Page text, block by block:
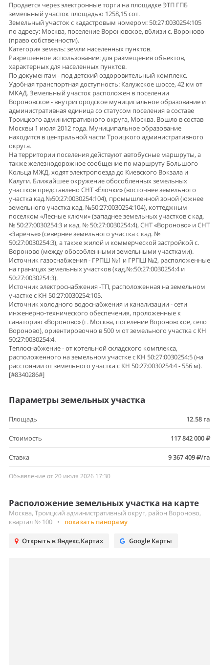
Продается через электронные торги на площадке ЭТП ГПБ
земельный участок площадью 1258,15 сот.
3емельный участок с кадастровым номером: 50:27:0030254:105
по адресу: Москва, поселение Вороновское, вблизи с. Вороново
(право собственности).
Категория земель: земли населенных пунктов.
Разрешенное использование: для размещения объектов,
характерных для населенных пунктов.
По документам - под детский оздоровительный комплекс.
Удобная транспортная доступность: Калужское шоссе, 42 км от
МКАД. Земельный участок расположен в поселении
Вороновское - внутригородское муниципальное образование и
административная единица со статусом поселения в составе
Троицкого административного округа, Москва. Вошло в состав
Москвы 1 июля 2012 года. Муниципальное образование
находится в центральной части Троицкого административного
округа.
На территории поселения действуют автобусные маршруты, а
также железнодорожное сообщение по маршруту Большого
Кольца МЖД, ходят электропоезда до Киевского Вокзала и
Калуги. Ближайшее окружение обособленных земельных
участков представлено СНТ «Ёлочки» (восточнее земельного
участка кад.№50:27:0030254:104), промышленной зоной (южнее
земельного участка кад. №50:27:0030254:104), коттеджным
поселком «Лесные ключи» (западнее земельных участков с кад.
№ 50:27:0030254:3 и кад. № 50:27:0030254:4), СНТ «Вороново» и СНТ
«Заречье» (севернее земельного участка с кад. №
50:27:0030254:3), а также жилой и коммерческой застройкой с.
Вороново (между обособленными земельными участками).
Источник газоснабжения - ГРПШ №1 и ГРПШ №2, расположенные
на границах земельных участков (кад.№:50:27:0030254:4 и
50:27:0030254:3).
Источник электроснабжения -ТП, расположенная на земельном
участке с КН 50:27:0030254:105.
Источник холодного водоснабжения и канализации - сети
инженерно-технического обеспечения, проложенные к
санаторию «Вороново» (г. Москва, поселение Вороновское, село
Вороново), ориентировочно в 500 м от земельного участка с КН
50:27:0030254:4.
Теплоснабжение - от котельной складского комплекса,
расположенного на земельном участке с КН 50:27:0030254:5 (на
расстоянии от земельного участка с КН 50:27:0030254:4 - 556 м).
[#8340286#]
Параметры земельных участка
Площадь 12.58 га
Стоимость 117 842 000
Ставка 9 367 409 /га
Объявление от 20 июля 2026 17:30
Расположение земельных участка на карте
Москва, Троицкий административный округ, район Вороново,
квартал № 100
• показать панораму
Открыть в Яндекс.Картах Google Карты